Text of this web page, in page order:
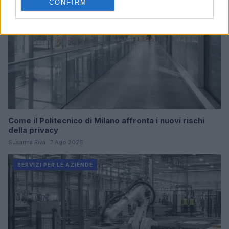
CONFIRM
Come il Politecnico di Milano affronta i nuovi rischi
della privacy
Susanna Riva · 7 Ago 2026
SERVIZI PER LE AZIENDE